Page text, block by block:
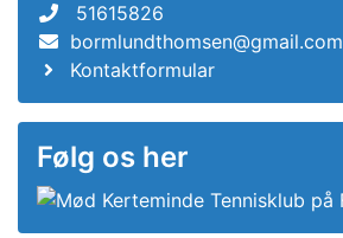
51615826
bormlundthomsen@gmail.com
Kontaktformular
Følg os her